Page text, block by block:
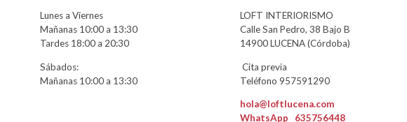
Lunes a Viernes
Mañanas 10:00 a 13:30
Tardes 18:00 a 20:30
Sábados:
Mañanas 10:00 a 13:30
LOFT INTERIORISMO
Calle San Pedro, 38 Bajo B
14900 LUCENA (Córdoba)
Cita previa
Teléfono 957591290
hola@loftlucena.com
WhatsApp 635756448